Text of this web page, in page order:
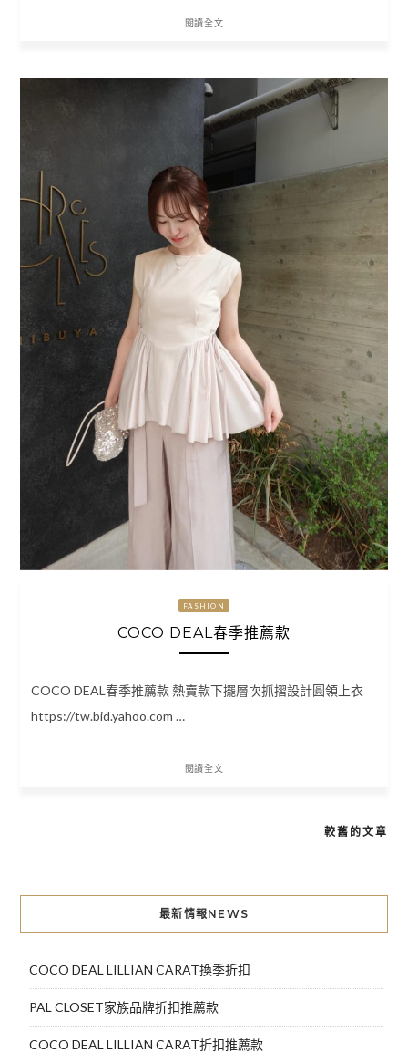
閱讀全文
FASHION
COCO DEAL春季推薦款
COCO DEAL春季推薦款 熱賣款下擺層次抓摺設計圓領上衣
https://tw.bid.yahoo.com …
閱讀全文
導
覽
較舊的文章
最新情報NEWS
COCO DEAL LILLIAN CARAT換季折扣
PAL CLOSET家族品牌折扣推薦款
COCO DEAL LILLIAN CARAT折扣推薦款